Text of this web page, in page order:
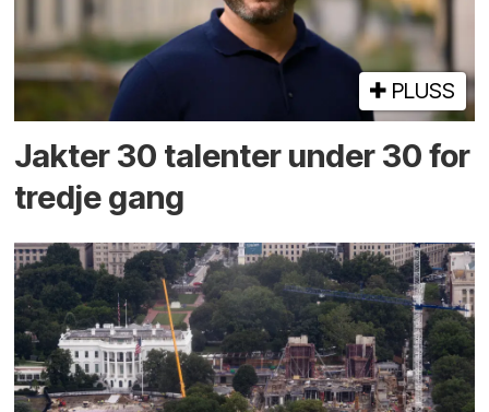
PLUSS
Jakter 30 talenter under 30 for
tredje gang